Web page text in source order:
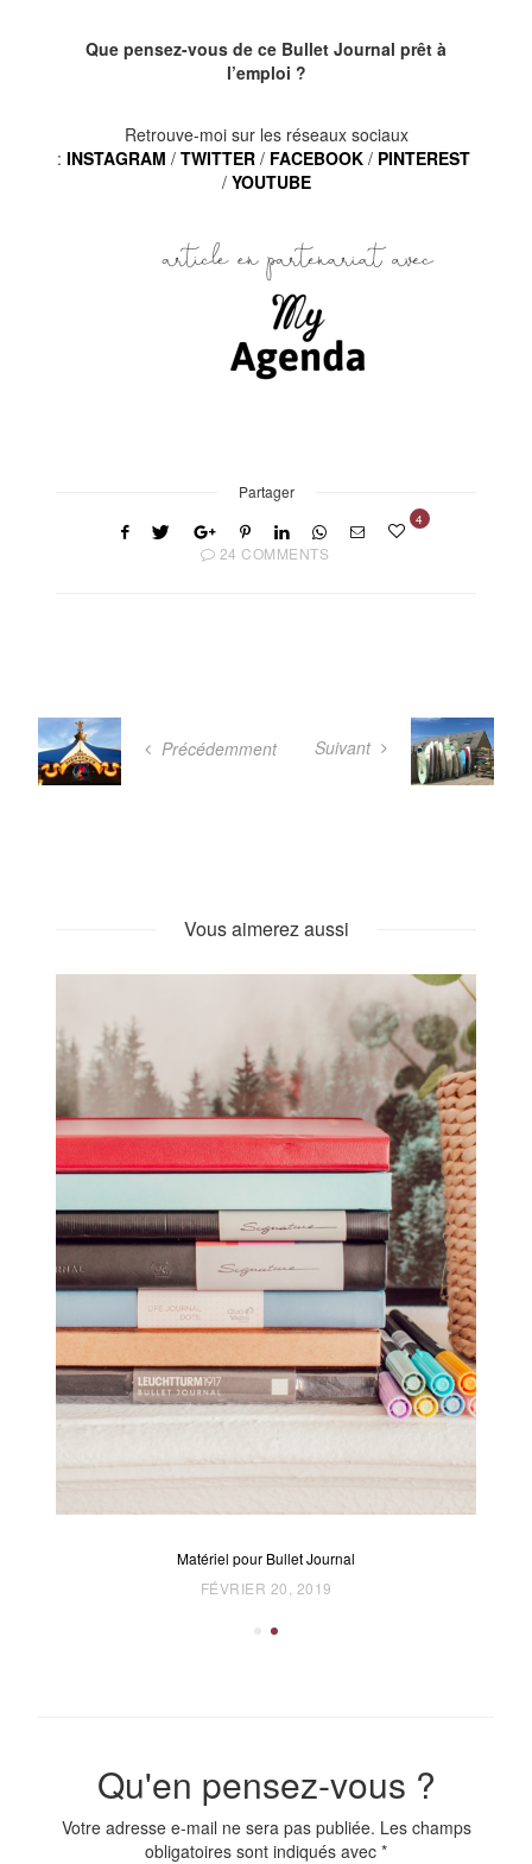
Que pensez-vous de ce Bullet Journal prêt à
l’emploi ?
Retrouve-moi sur les réseaux sociaux
: INSTAGRAM / TWITTER / FACEBOOK / PINTEREST
/ YOUTUBE
Partager
4
24 COMMENTS
Précédemment Suivant
Vous aimerez aussi
Matériel pour Bullet Journal
POSTED
FÉVRIER 20, 2019
Qu'en pensez-vous ?
Votre adresse e-mail ne sera pas publiée. Les champs
obligatoires sont indiqués avec *